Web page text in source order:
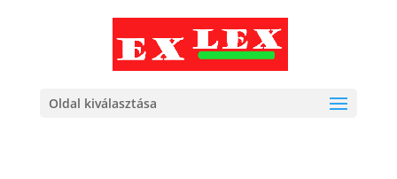
Oldal kiválasztása